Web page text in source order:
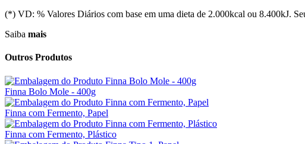
(*) VD: % Valores Diários com base em uma dieta de 2.000kcal ou 8.400kJ.
Saiba mais
Outros Produtos
Finna Bolo Mole - 400g
Finna com Fermento, Papel
Finna com Fermento, Plástico